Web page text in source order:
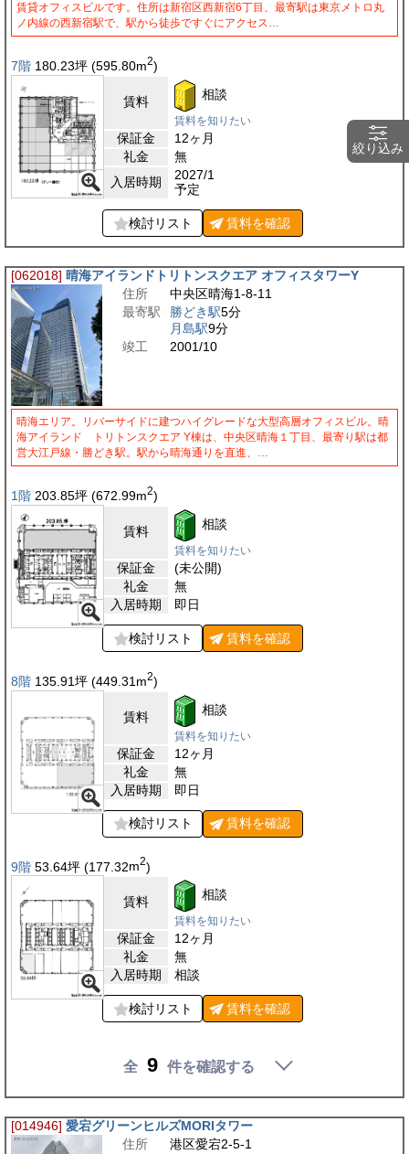
賃貸オフィスビルです。住所は新宿区西新宿6丁目、最寄駅は東京メトロ丸
ノ内線の西新宿駅で、駅から徒歩ですぐにアクセス…
7階 180.23坪 (595.80m2)
賃料 相談
賃料を知りたい
保証金
12ヶ月
礼金
無
入居時期
2027/1
予定
検討リスト 賃料を確認
[062018] 晴海アイランドトリトンスクエア オフィスタワーY
住所
中央区晴海1-8-11
最寄駅
勝どき駅5分
月島駅9分
竣工
2001/10
晴海エリア。リバーサイドに建つハイグレードな大型高層オフィスビル。晴
海アイランド トリトンスクエア Y棟は、中央区晴海１丁目、最寄り駅は都
営大江戸線・勝どき駅。駅から晴海通りを直進、…
1階 203.85坪 (672.99m2)
賃料 相談
賃料を知りたい
保証金
(未公開)
礼金
無
入居時期
即日
検討リスト 賃料を確認
8階 135.91坪 (449.31 m2)
賃料 相談
賃料を知りたい
保証金
12ヶ月
礼金
無
入居時期
即日
検討リスト 賃料を確認
9階 53.64坪 (177.32m2)
賃料 相談
賃料を知りたい
保証金
12ヶ月
礼金
無
入居時期
相談
検討リスト 賃料を確認
全 9 件を確認する
[014946] 愛宕グリーンヒルズMORIタワー
住所
港区愛宕2-5-1
絞り込み